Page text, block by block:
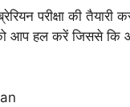
परीक्षा की
आप हल करें जिससे कि